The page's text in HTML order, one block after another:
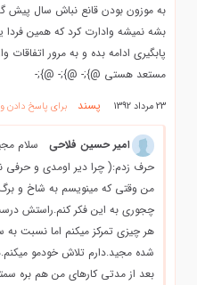
به موزون بودن قانع نباش سال پیش
بشه نمیشه وادارت کرد که همین
پابگیری ادامه بده و به مرور
مستعد هستی @};- @};- @};-
23 مرداد 1392 پسند برای پاسخ دادن
امیر حسین فلاحی
سلام
حرف زدم:( چرا دیر اومدی و
من وقتی که مینویسم به شاخ و
چجوری به این فکر کنم.راستش
هر چیزی تمرکز میکنم اما نسبت
شده مجید.دارم تلاش خودمو